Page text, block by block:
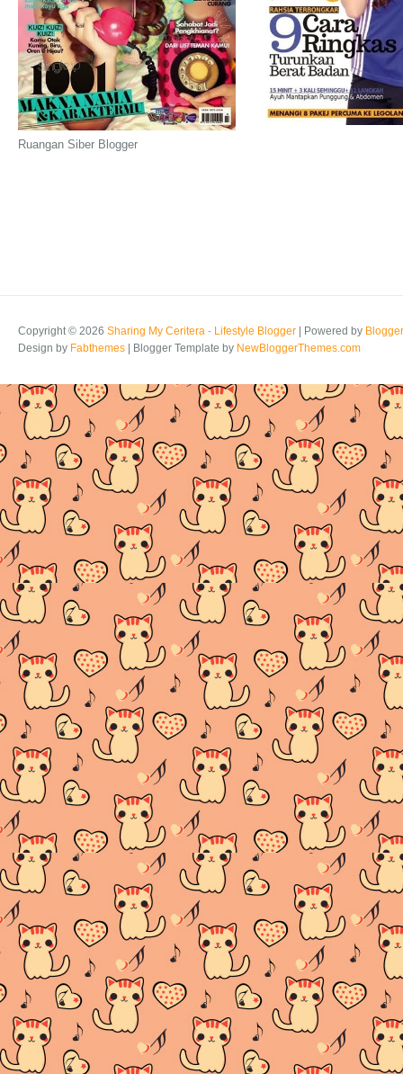
Ruangan Siber Blogger
Copyright © 2026 Sharing My Ceritera - Lifestyle Blogger | Powered by Blogger
Design by Fabthemes | Blogger Template by NewBloggerThemes.com